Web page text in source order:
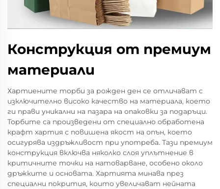
Конструкция от премиум
материали
Хартиените торби за рожден ден се отличават с
изключително високо качество на материала, което
ги прави уникални на пазара на опаковки за подаръци.
Торбите са произведени от специално обработена
крафт хартия с повишена якост на опън, което
осигурява издръжливост при употреба. Тази премиум
конструкция включва няколко слоя уплътнение в
критичните точки на натоварване, особено около
дръжките и основата. Хартията минава през
специални покрития, които увеличават нейната